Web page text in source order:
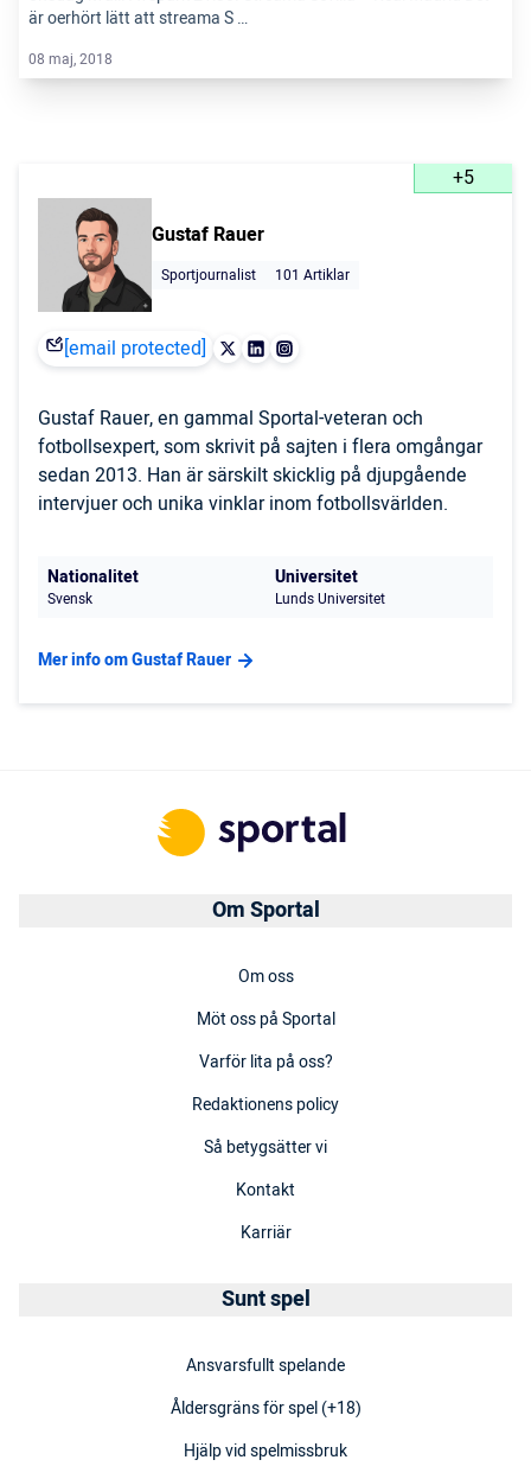
är oerhört lätt att streama S …
08 maj, 2018
+5
Gustaf Rauer
Sportjournalist 101 Artiklar
[email protected]
Gustaf Rauer, en gammal Sportal-veteran och
fotbollsexpert, som skrivit på sajten i flera omgångar
sedan 2013. Han är särskilt skicklig på djupgående
intervjuer och unika vinklar inom fotbollsvärlden.
Nationalitet
Svensk
Universitet
Lunds Universitet
Mer info om Gustaf Rauer
Om Sportal
Om oss
Möt oss på Sportal
Varför lita på oss?
Redaktionens policy
Så betygsätter vi
Kontakt
Karriär
Sunt spel
Ansvarsfullt spelande
Åldersgräns för spel (+18)
Hjälp vid spelmissbruk